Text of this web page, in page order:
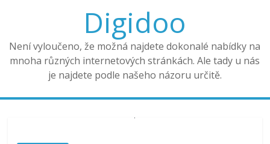
Digidoo
Není vyloučeno, že možná najdete dokonalé nabídky na
mnoha různých internetových stránkách. Ale tady u nás
je najdete podle našeho názoru určitě.